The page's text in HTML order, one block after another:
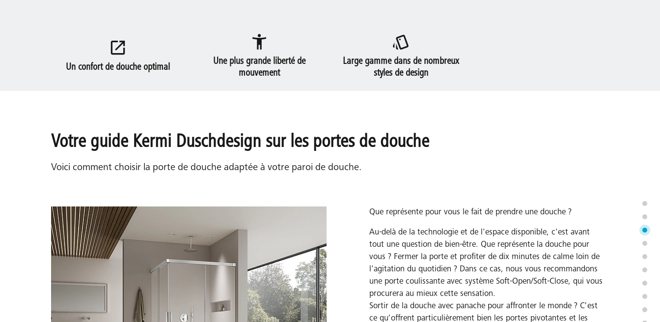
Un confort de douche optimal
Une plus grande liberté de
mouvement
Large gamme dans de nombreux
styles de design
Votre guide Kermi Duschdesign sur les portes de douche
Voici comment choisir la porte de douche adaptée à votre paroi de douche.
Que représente pour vous le fait de prendre une douche ?
Au-delà de la technologie et de l'espace disponible, c'est avant
tout une question de bien-être. Que représente la douche pour
vous ? Fermer la porte et profiter de dix minutes de calme loin de
l'agitation du quotidien ? Dans ce cas, nous vous recommandons
une porte coulissante avec système Soft-Open/Soft-Close, qui vous
procurera au mieux cette sensation.
Sortir de la douche avec panache pour affronter le monde ? C’est
ce qu’offrent particulièrement bien les portes pivotantes et les